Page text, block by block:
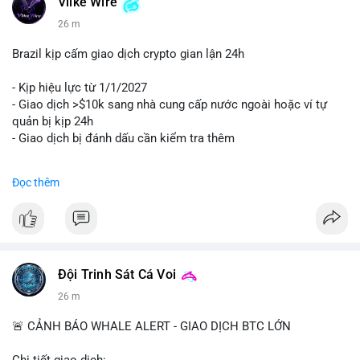
26 m
Brazil kịp cấm giao dịch crypto gian lận 24h
- Kịp hiệu lực từ 1/1/2027
- Giao dịch >$10k sang nhà cung cấp nước ngoài hoặc ví tự
quản bị kịp 24h
- Giao dịch bị đánh dấu cần kiểm tra thêm
📰 Nguồn: Cointelegraph
Đọc thêm
Đội Trinh Sát Cá Voi
26 m
🚨 CẢNH BÁO WHALE ALERT - GIAO DỊCH BTC LỚN